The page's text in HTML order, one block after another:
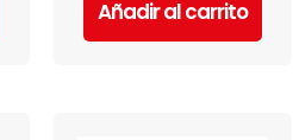
Añadir al carrito